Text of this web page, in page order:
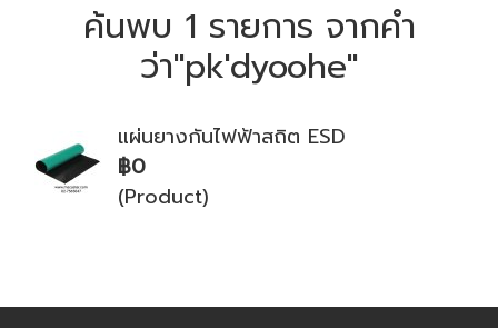
ค้นพบ 1 รายการ จากคำ
ว่า"pk'dyoohe"
แผ่นยางกันไฟฟ้าสถิต ESD
฿0
(Product)